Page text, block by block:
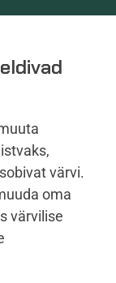
värvi.
oma
värvilise